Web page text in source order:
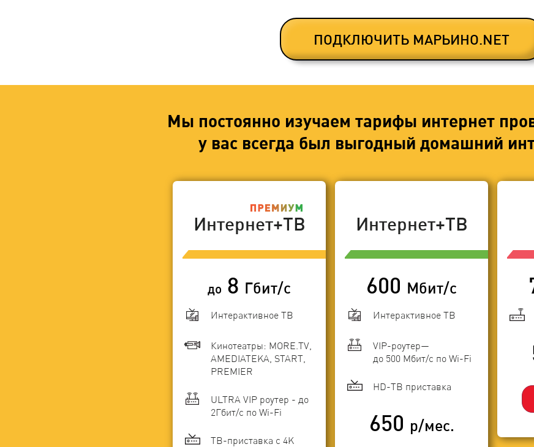
ПОДКЛЮЧИТЬ МАРЬИНО.NET
Мы постоянно изучаем тарифы интернет
у вас всегда был выгодный домашний
Интернет+ТВ
до 8 Гбит/с
Интерактивное ТВ
Кинотеатры: MORE.TV,
AMEDIATEKA, START,
PREMIER
ULTRA VIP роутер - до
2Гбит/c по Wi-Fi
ТВ-приставка с 4K
Интернет+ТВ
600 Мбит/с
Интерактивное ТВ
VIP-роутер—
до 500 Мбит/с по Wi-Fi
HD-ТВ приставка
650 р/мес.